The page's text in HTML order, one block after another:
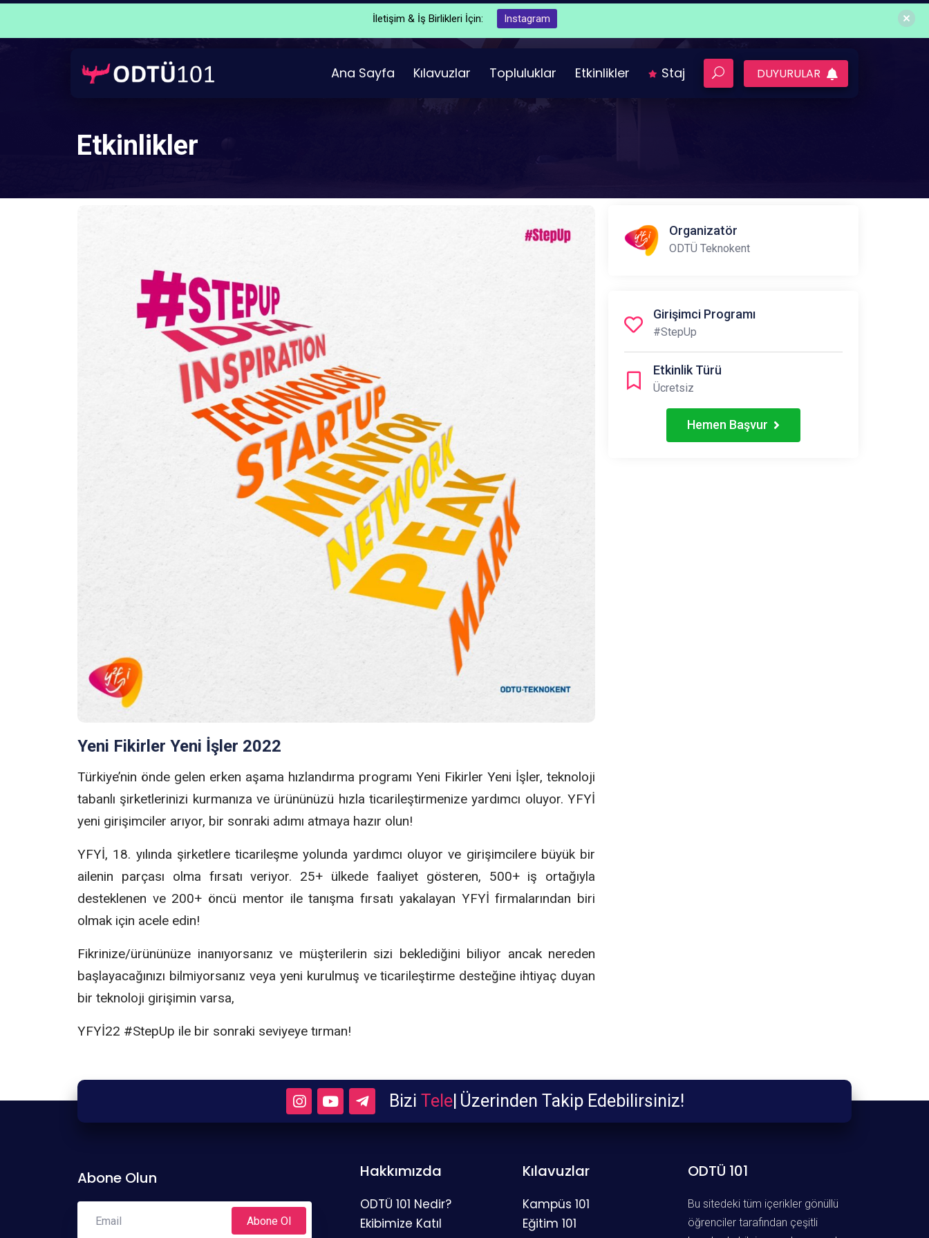
Ana Sayfa Kılavuzlar Topluluklar Etkinlikler Staj DUYURULAR
Etkinlikler
Yeni Fikirler Yeni İşler 2022
Türkiye’nin önde gelen erken aşama hızlandırma programı Yeni Fikirler Yeni İşler, teknoloji
tabanlı şirketlerinizi kurmanıza ve ürününüzü hızla ticarileştirmenize yardımcı oluyor. YFYİ
yeni girişimciler arıyor, bir sonraki adımı atmaya hazır olun!
YFYİ, 18. yılında şirketlere ticarileşme yolunda yardımcı oluyor ve girişimcilere büyük bir
ailenin parçası olma fırsatı veriyor. 25+ ülkede faaliyet gösteren, 500+ iş ortağıyla
desteklenen ve 200+ öncü mentor ile tanışma fırsatı yakalayan YFYİ firmalarından biri
olmak için acele edin!
Fikrinize/ürününüze inanıyorsanız ve müşterilerin sizi beklediğini biliyor ancak nereden
başlayacağınızı bilmiyorsanız veya yeni kurulmuş ve ticarileştirme desteğine ihtiyaç duyan
bir teknoloji girişimin varsa,
YFYİ22 #StepUp ile bir sonraki seviyeye tırman!
Organizatör
ODTÜ Teknokent
Girişimci Programı
#StepUp
Etkinlik Türü
Ücretsiz
Hemen Başvur
Bizi Telegram| Üzerinden Takip Edebilirsiniz!
Abone Olun
Abone Ol
Hakkımızda
ODTÜ 101 Nedir?
Ekibimize Katıl
Kılavuzlar
Kampüs 101
Eğitim 101
ODTÜ 101
Bu sitedeki tüm içerikler gönüllü
öğrenciler tarafından çeşitli
İletişim & İş Birlikleri İçin: Instagram